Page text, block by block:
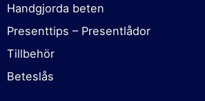
Handgjorda beten
Presenttips – Presentlådor
Tillbehör
Beteslås